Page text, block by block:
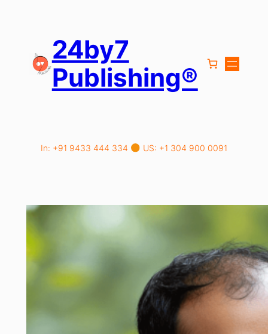
24by7
Publishing®
In: +91 9433 444 334 US: +1 304 900 0091